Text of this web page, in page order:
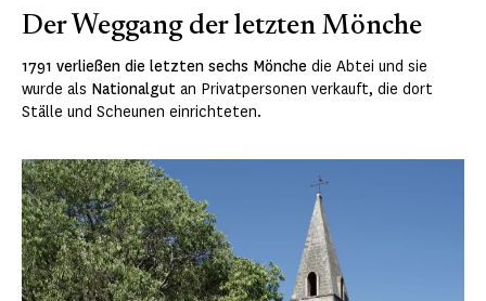
Der Weggang der letzten Mönche
1791 verließen die letzten sechs Mönche die Abtei und sie
wurde als Nationalgut an Privatpersonen verkauft, die dort
Ställe und Scheunen einrichteten.